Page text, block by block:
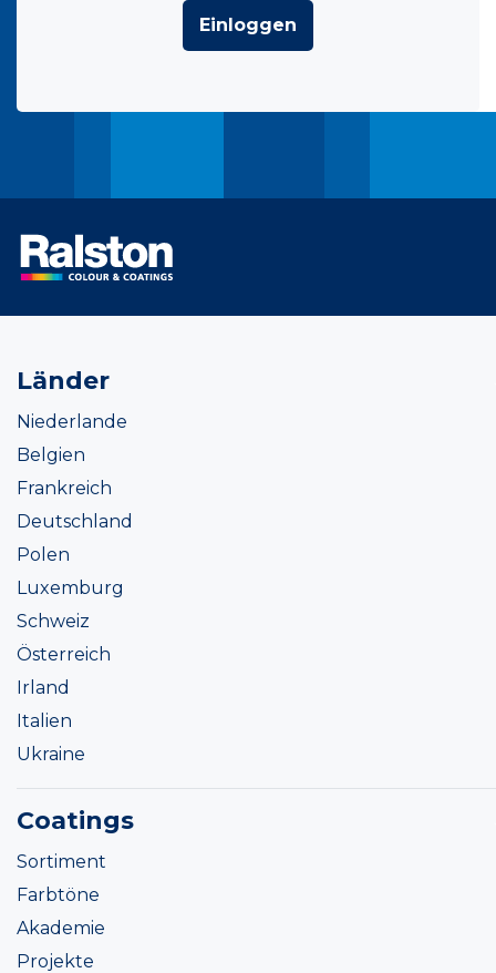
Einloggen
Länder
Niederlande
Belgien
Frankreich
Deutschland
Polen
Luxemburg
Schweiz
Österreich
Irland
Italien
Ukraine
Coatings
Sortiment
Farbtöne
Akademie
Projekte